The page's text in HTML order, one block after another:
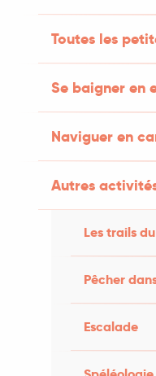
Toutes les
Se baigner en
Naviguer en
Autres
Les trails
Pêcher
Escalade
créé ce marché à
toujours
vocation de
local et de
un lieu de